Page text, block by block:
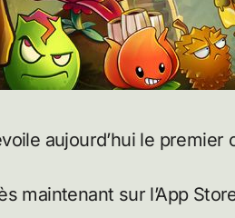
maintenant sur l’App